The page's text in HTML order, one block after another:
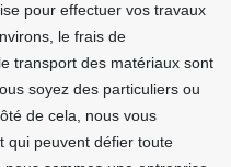
pour effectuer vos travaux
le frais de
transport des matériaux sont
soyez des particuliers ou
de cela, nous vous
qui peuvent défier toute